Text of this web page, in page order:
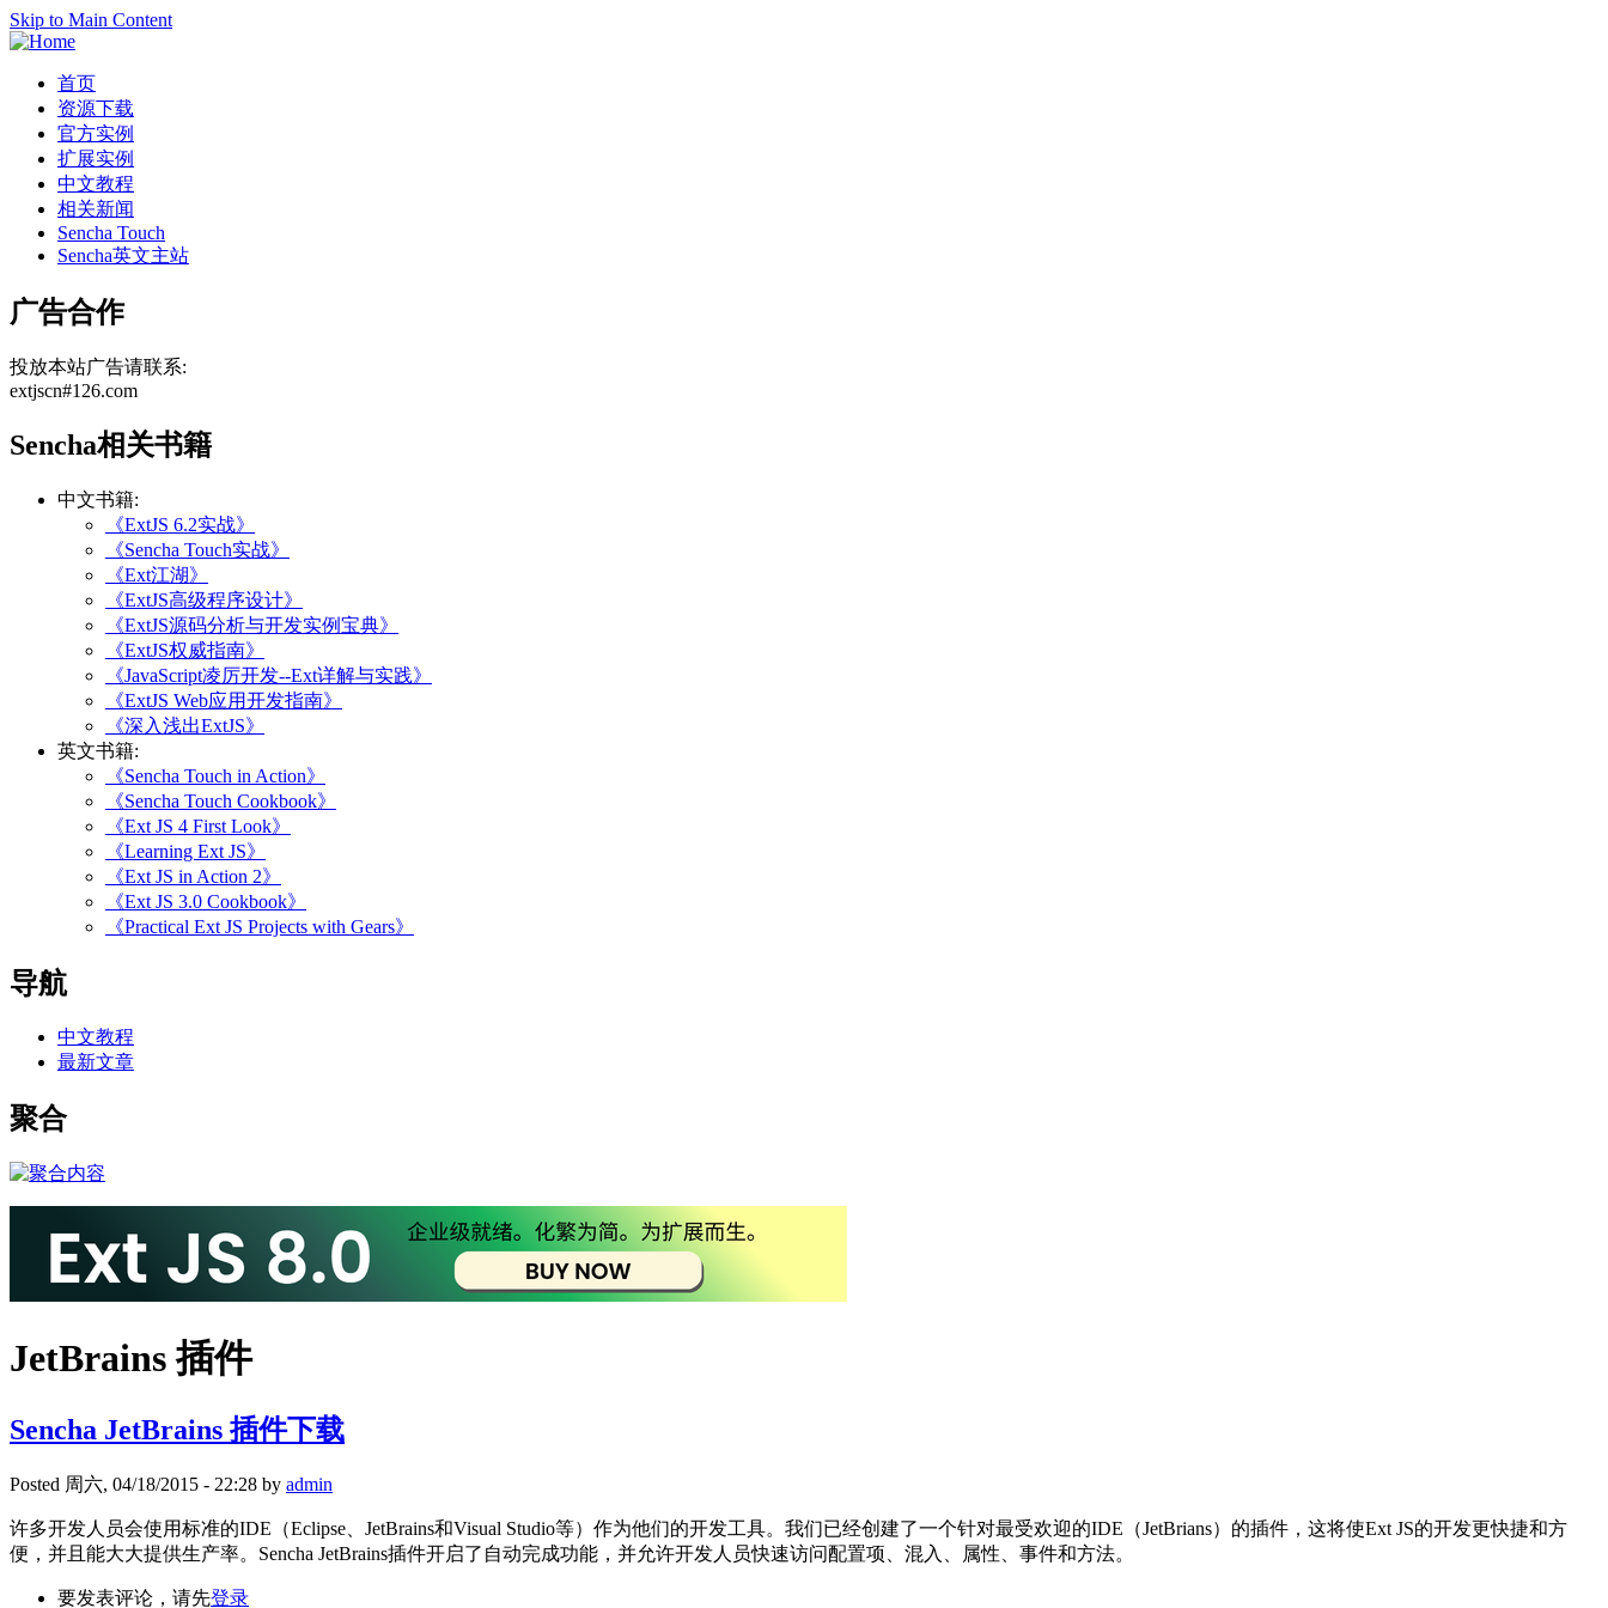
Skip to Main Content
首页
资源下载
官方实例
扩展实例
中文教程
相关新闻
Sencha Touch
Sencha英文主站
广告合作
投放本站广告请联系:
extjscn#126.com
Sencha相关书籍
中文书籍:
《ExtJS 6.2实战》
《Sencha Touch实战》
《Ext江湖》
《ExtJS高级程序设计》
《ExtJS源码分析与开发实例宝典》
《ExtJS权威指南》
《JavaScript凌厉开发--Ext详解与实践》
《ExtJS Web应用开发指南》
《深入浅出ExtJS》
英文书籍:
《Sencha Touch in Action》
《Sencha Touch Cookbook》
《Ext JS 4 First Look》
《Learning Ext JS》
《Ext JS in Action 2》
《Ext JS 3.0 Cookbook》
《Practical Ext JS Projects with Gears》
导航
中文教程
最新文章
聚合
JetBrains 插件
Sencha JetBrains 插件下载
Posted 周六, 04/18/2015 - 22:28 by admin
许多开发人员会使用标准的IDE（Eclipse、JetBrains和Visual Studio等）作为他们的开发工具。我们已经创建了一个针对最受欢迎的IDE（JetBrians）的插件，这将使Ext JS的开发更快捷和方
便，并且能大大提供生产率。Sencha JetBrains插件开启了自动完成功能，并允许开发人员快速访问配置项、混入、属性、事件和方法。
要发表评论，请先登录